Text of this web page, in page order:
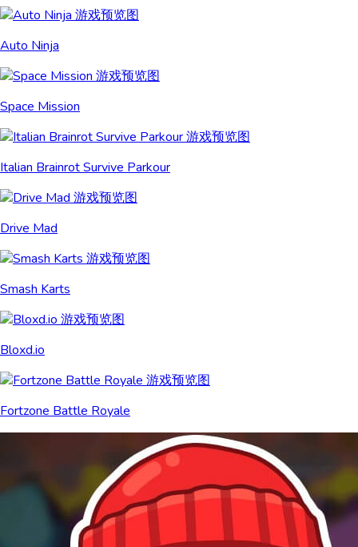
Auto Ninja
Space Mission
Italian Brainrot Survive Parkour
Drive Mad
Smash Karts
Bloxd.io
Fortzone Battle Royale